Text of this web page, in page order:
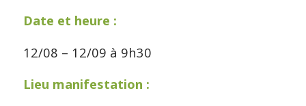
Date et heure :
12/08 – 12/09 à 9h30
Lieu manifestation :